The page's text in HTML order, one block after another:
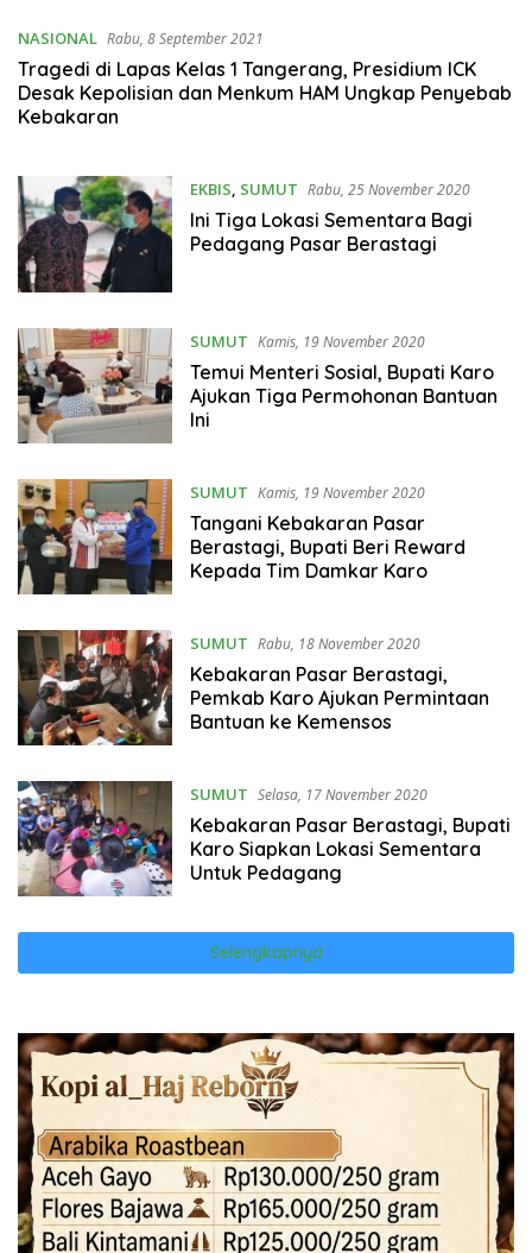
NASIONAL Rabu, 8 September 2021
Tragedi di Lapas Kelas 1 Tangerang, Presidium ICK
Desak Kepolisian dan Menkum HAM Ungkap Penyebab
Kebakaran
EKBIS, SUMUT Rabu, 25 November 2020
Ini Tiga Lokasi Sementara Bagi
Pedagang Pasar Berastagi
SUMUT Kamis, 19 November 2020
Temui Menteri Sosial, Bupati Karo
Ajukan Tiga Permohonan Bantuan
Ini
SUMUT Kamis, 19 November 2020
Tangani Kebakaran Pasar
Berastagi, Bupati Beri Reward
Kepada Tim Damkar Karo
SUMUT Rabu, 18 November 2020
Kebakaran Pasar Berastagi,
Pemkab Karo Ajukan Permintaan
Bantuan ke Kemensos
SUMUT Selasa, 17 November 2020
Kebakaran Pasar Berastagi, Bupati
Karo Siapkan Lokasi Sementara
Untuk Pedagang
Selengkapnya